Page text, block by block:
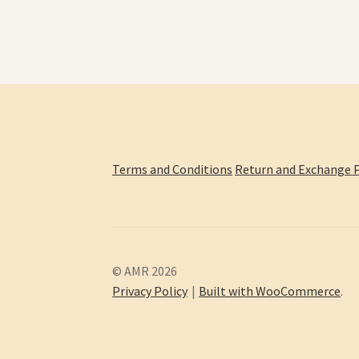
Terms and Conditions Return and Exchange
© AMR 2026
Privacy Policy
Built with WooCommerce.